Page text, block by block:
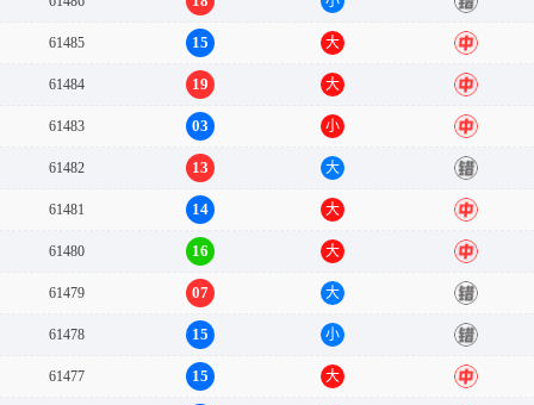
61485 15 大 中
61484 19 大 中
61483 03 小 中
61482 13 大 错
61481 14 大 中
61480 16 大 中
61479 07 大 错
61478 15 小 错
61477 15 大 中